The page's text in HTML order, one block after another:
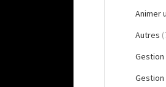
Animer
Autres
Gestion